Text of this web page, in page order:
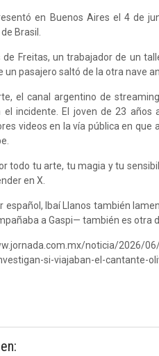
en Buenos Aires el 4 de
Brasil.
de Freitas, un trabajador de un
un pasajero saltó de la otra nave
el canal argentino de
el incidente. El joven de 23
videos en la vía pública en que
todo tu arte, tu magia y tu
en X.
español, Ibaí Llanos también
a Gaspi— también es otra
noticia/2026/
si-viajaban-el-cantante-